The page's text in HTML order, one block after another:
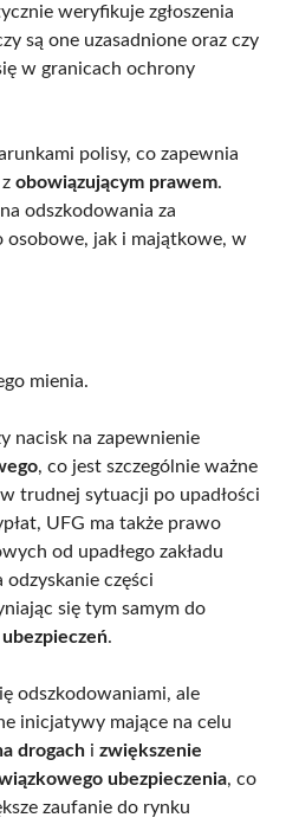
weryfikuje zgłoszenia
są one uzasadnione oraz czy
w granicach ochrony
polisy, co zapewnia
obowiązującym prawem.
odszkodowania za
osobowe, jak i majątkowe, w
mienia.
nacisk na zapewnienie
, co jest szczególnie ważne
trudnej sytuacji po upadłości
UFG ma także prawo
od upadłego zakładu
odzyskanie części
się tym samym do
.
odszkodowaniami, ale
inicjatywy mające na celu
drogach i zwiększenie
ubezpieczenia, co
zaufanie do rynku